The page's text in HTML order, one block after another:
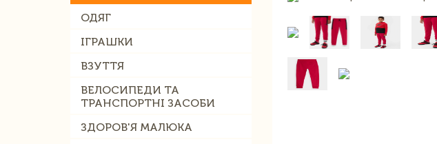
ОДЯГ
ІГРАШКИ
ВЗУТТЯ
ВЕЛОСИПЕДИ ТА
ТРАНСПОРТНІ ЗАСОБИ
ЗДОРОВ'Я МАЛЮКА